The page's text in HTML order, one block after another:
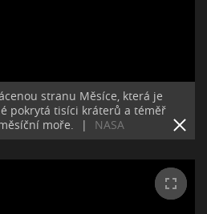
stranu Měsíce, která je
pokrytá tisíci kráterů a téměř
moře.
| NASA